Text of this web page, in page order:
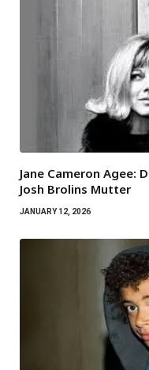
Jane Cameron Agee:
Josh Brolins Mutter
JANUARY 12, 2026